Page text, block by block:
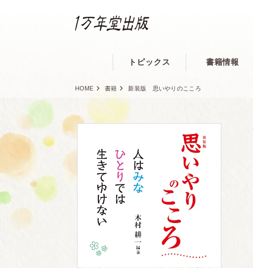
トピックス 書籍情報
HOME 書籍 新装版 思いやりのこころ